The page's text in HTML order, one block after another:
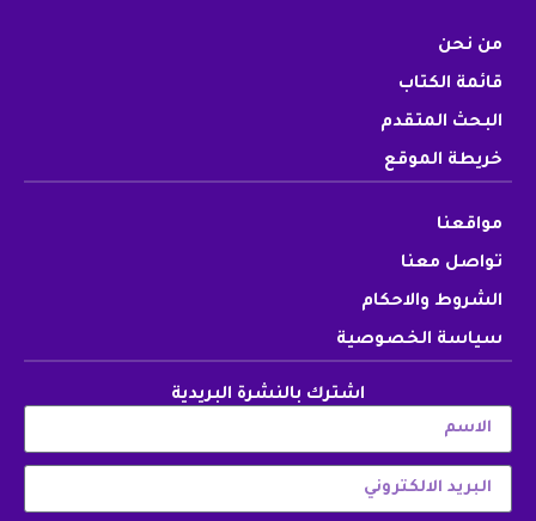
من نحن
قائمة الكتاب
البحث المتقدم
خريطة الموقع
مواقعنا
تواصل معنا
الشروط والاحكام
سياسة الخصوصية
اشترك بالنشرة البريدية